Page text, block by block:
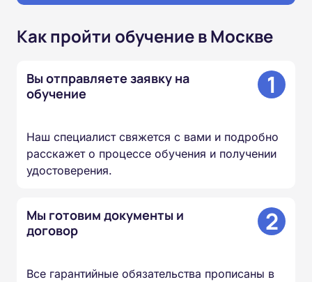
Как пройти обучение в Москве
Вы отправляете заявку на
обучение
1
Наш специалист свяжется с вами и подробно
расскажет о процессе обучения и получении
удостоверения.
Мы готовим документы и
договор
2
Все гарантийные обязательства прописаны в